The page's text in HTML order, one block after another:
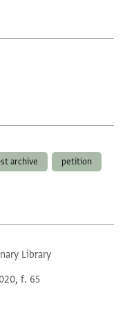
archive petition
Library
f. 65